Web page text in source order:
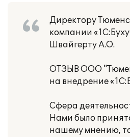
Директору
компании
Швайгерту А.О.
ОТЗЫВ ООО
на внедрение
Сфера
Нами было
нашему мнению,